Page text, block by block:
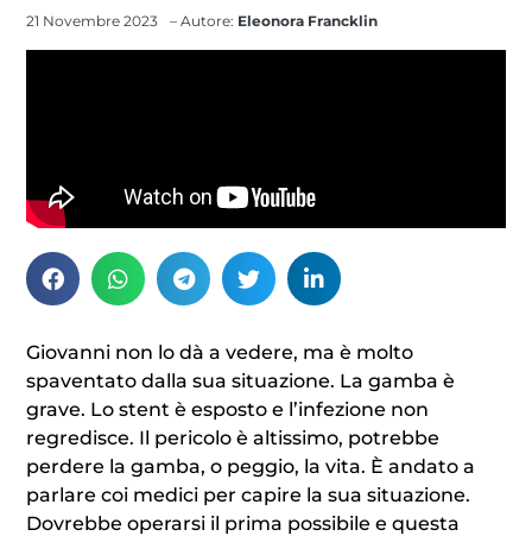
21 Novembre 2023
– Autore: Eleonora Francklin
Giovanni non lo dà a vedere, ma è molto
spaventato dalla sua situazione. La gamba è
grave. Lo stent è esposto e l’infezione non
regredisce. Il pericolo è altissimo, potrebbe
perdere la gamba, o peggio, la vita. È andato a
parlare coi medici per capire la sua situazione.
Dovrebbe operarsi il prima possibile e questa